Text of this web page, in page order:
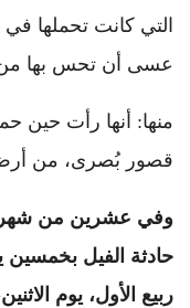
التي كانت تحملها
عسى أن تحس بها من
منها: أنها رأت حين
قصور بُصرى، من
حادثة الفيل بخمسين
ربيع الأول، يوم